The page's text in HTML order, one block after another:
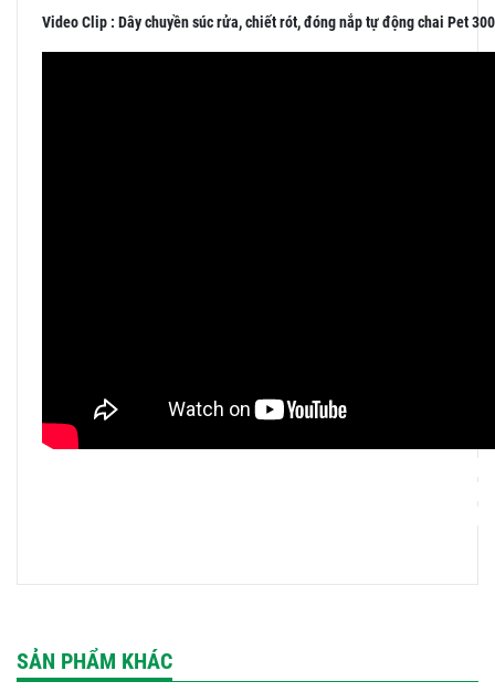
Video Clip : Dây chuyền súc rửa, chiết rót, đóng nắp tự động chai Pet
SẢN PHẨM KHÁC